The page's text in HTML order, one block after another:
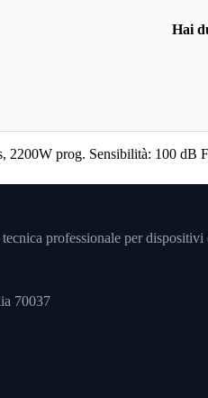
Hai
2200W prog. Sensibilità: 100 dB
professionale per dispositivi
70037